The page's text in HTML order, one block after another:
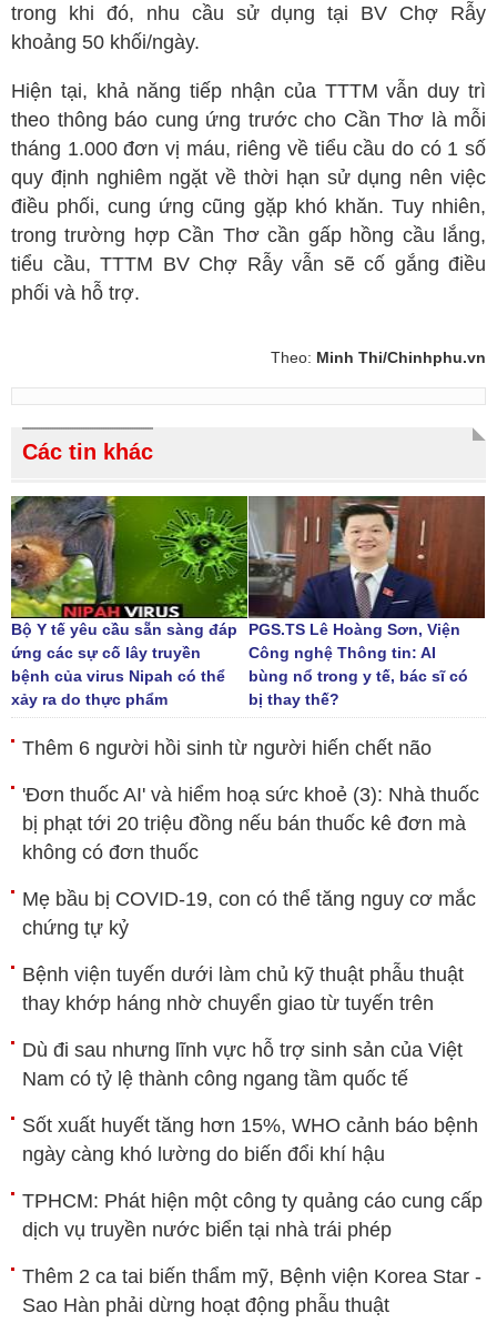
trong khi đó, nhu cầu sử dụng tại BV Chợ Rẫy
khoảng 50 khối/ngày.
Hiện tại, khả năng tiếp nhận của TTTM vẫn duy trì
theo thông báo cung ứng trước cho Cần Thơ là mỗi
tháng 1.000 đơn vị máu, riêng về tiểu cầu do có 1 số
quy định nghiêm ngặt về thời hạn sử dụng nên việc
điều phối, cung ứng cũng gặp khó khăn. Tuy nhiên,
trong trường hợp Cần Thơ cần gấp hồng cầu lắng,
tiểu cầu, TTTM BV Chợ Rẫy vẫn sẽ cố gắng điều
phối và hỗ trợ.
Theo: Minh Thi/Chinhphu.vn
Các tin khác
Bộ Y tế yêu cầu sẵn sàng đáp
ứng các sự cố lây truyền
bệnh của virus Nipah có thể
xảy ra do thực phẩm
PGS.TS Lê Hoàng Sơn, Viện
Công nghệ Thông tin: AI
bùng nổ trong y tế, bác sĩ có
bị thay thế?
Thêm 6 người hồi sinh từ người hiến chết não
'Đơn thuốc AI' và hiểm hoạ sức khoẻ (3): Nhà thuốc
bị phạt tới 20 triệu đồng nếu bán thuốc kê đơn mà
không có đơn thuốc
Mẹ bầu bị COVID-19, con có thể tăng nguy cơ mắc
chứng tự kỷ
Bệnh viện tuyến dưới làm chủ kỹ thuật phẫu thuật
thay khớp háng nhờ chuyển giao từ tuyến trên
Dù đi sau nhưng lĩnh vực hỗ trợ sinh sản của Việt
Nam có tỷ lệ thành công ngang tầm quốc tế
Sốt xuất huyết tăng hơn 15%, WHO cảnh báo bệnh
ngày càng khó lường do biến đổi khí hậu
TPHCM: Phát hiện một công ty quảng cáo cung cấp
dịch vụ truyền nước biển tại nhà trái phép
Thêm 2 ca tai biến thẩm mỹ, Bệnh viện Korea Star -
Sao Hàn phải dừng hoạt động phẫu thuật